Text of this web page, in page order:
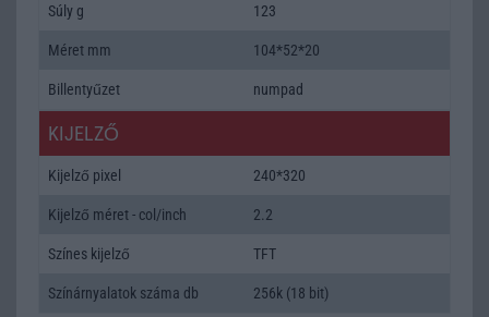
Súly g 123
Méret mm 104*52*20
Billentyűzet numpad
KIJELZŐ
Kijelző pixel 240*320
Kijelző méret - col/inch 2.2
Színes kijelző TFT
Színárnyalatok száma db 256k (18 bit)